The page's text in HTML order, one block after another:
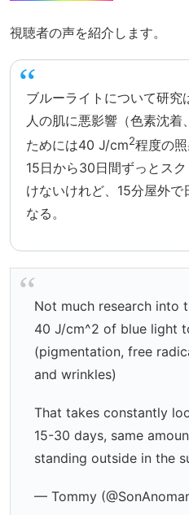
視聴者の声を紹介します。
ブルーライトについて研究
人の肌に悪影響（色素沈着
ためには40 J/cm2程度の
15日から30日間ずっとス
けないけれど、15分屋外
なる。
Not much research into
40 J/cm^2 of blue light
(pigmentation, free
and wrinkles)
That takes constantly
15-30 days, same
standing outside in the
— Tommy